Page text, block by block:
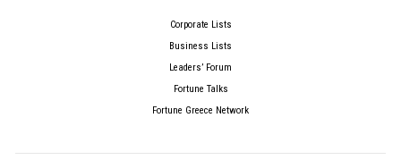
Corporate Lists
Business Lists
Leaders’ Forum
Fortune Talks
Fortune Greece Network